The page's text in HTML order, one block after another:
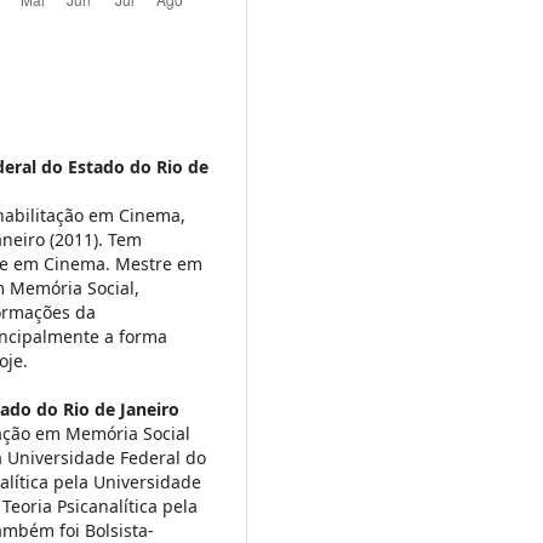
do Estado do Rio de
em Cinema,
(2011). Tem
em Cinema. Mestre em
Memória Social,
da
a forma
do Rio de Janeiro
em Memória Social
Universidade Federal do
pela Universidade
Psicanalítica pela
foi Bolsista-